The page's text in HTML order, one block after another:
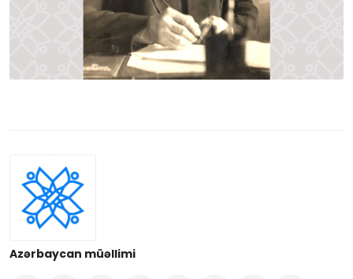
Azərbaycan müəllimi